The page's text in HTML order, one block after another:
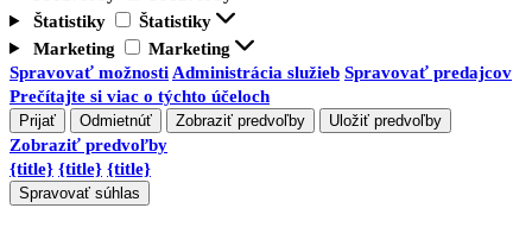
Štatistiky
Štatistiky
Marketing
Marketing
Spravovať možnosti Administrácia služieb Spravovať predajcov
Prečítajte si viac o týchto účeloch
Prijať Odmietnúť Zobraziť predvoľby Uložiť predvoľby
Zobraziť predvoľby
{title} {title} {title}
Spravovať súhlas